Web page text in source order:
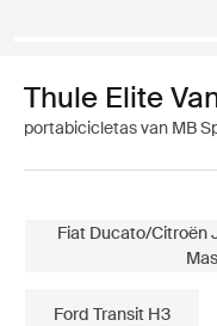
Thule Elite
portabicicletas van MB
Fiat Ducato/Citroën
Ford Transit H3